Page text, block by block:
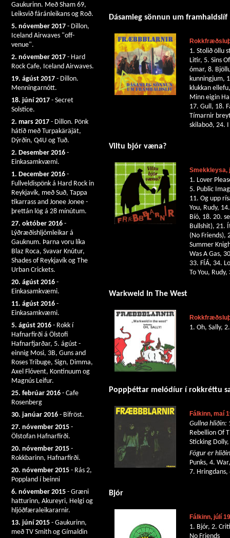
Gaukurinn. Með Sham 69,
Leiksvið fáránleikans og Roð.
5. nóvember 2017 - Dillon,
Iceland Airwaves "off-
venue".
2. nóvember 2017 - Hard
Rock Cafe, Iceland Airwaves.
19. ágúst 2017 - Dillon.
Menningarnótt.
18. júní 2017 - Secret
Solstice.
2. mars 2017 - Dillon. Pönk
hátíð með Turpakäräjät,
Dýrðin, Q4U og Tuð.
2. Desember 2016 -
Einkasamkvæmi.
1. December 2016 -
Fullveldispönk á Hard Rock in
Reykjavík, með Suð, Tappa
tíkarrass and Jonee Jonee -
þrettán lög á 28 mínútum.
27. október 2016 -
Lýðræðishljómleikar á
Gauknum. Þarna voru líka
Blaz Roca, Svavar Knútur,
Shades of Reykjavík og The
Urban Crickets.
20. ágúst 2016 -
Einkasamkvæmi.
11. ágúst 2016 -
Einkasamkvæmi.
5. ágúst 2016 - Rokk í
Hafnarfirði á Ölstofi
Hafnarfjarðar, 5. ágúst -
einnig Mosi, 3B, Guns and
Roses Tribuge, Sign, Dimma,
Axel Flóvent, Kontinuum og
Magnús Leifur.
25. febrúar 2016 - Cafe
Rosenberg
30. janúar 2016 - Bifröst.
27. nóvember 2015 -
Ölstofan Hafnarfirði.
20. nóvember 2015 -
Rokkbarinn, Hafnarfirði.
20. nóvember 2015 - Rás 2,
Poppland í beinni
6. nóvember 2015 - Græni
hatturinn, Akureyri, Helgi og
hljóðfæraleikararnir.
13. júní 2015 - Gaukurinn,
með TV Smith og Gímaldin
Dásamleg sönnun um framhaldslíf
1. Stolið öllu
Litir, 5. Sins
ómar, 8.
kunningjum,
klukkan
Minn eigin
17. Gull, 18.
Tímarnir
skilaboð, 24.
Viltu bjór væna?
Smekkleysa,
1. Lover
5. Public
11. Og upp
You, Rudy,
Bíó, 18. 20.
Bullshit), 21.
(No Friends),
Summer
Was A Gas,
33. FÍÁ, 34.
To You,
Warkweld In The West
1. Oh, Sally,
Poppþéttar melódíur í rokkréttu
Fálkinn, maí
Gullna hliðin:
Rebellion Of
Sticking
Fögur er
Punks, 4.
7. Hringdans,
Bjór
Fálkinn, júlí
1. Bjór, 2.
No Friends